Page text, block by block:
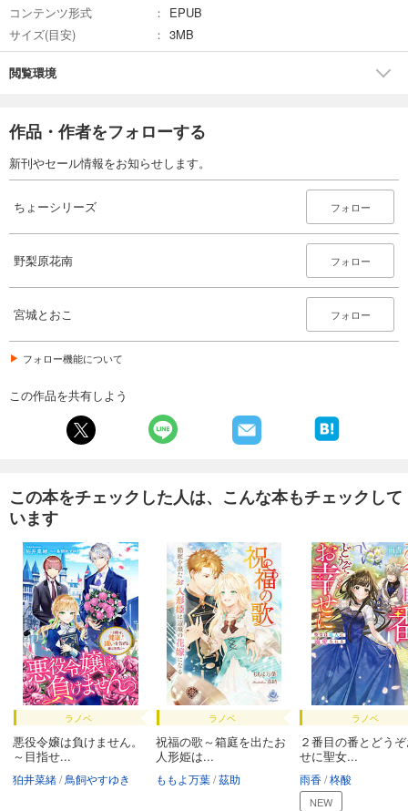
コンテンツ形式
EPUB
サイズ(目安)
3MB
閲覧環境
作品・作者をフォローする
新刊やセール情報をお知らせします。
ちょーシリーズ フォロー
野梨原花南 フォロー
宮城とおこ フォロー
フォロー機能について
この作品を共有しよう
この本をチェックした人は、こんな本もチェックして
います
ラノベ
悪役令嬢は負けません。
～目指せ...
狛井菜緒 鳥飼やすゆき
ラノベ
祝福の歌～箱庭を出たお
人形姫は...
ももよ万葉 茲助
ラノベ
２番目の番とどう
せに聖女...
雨香 柊酸
NEW